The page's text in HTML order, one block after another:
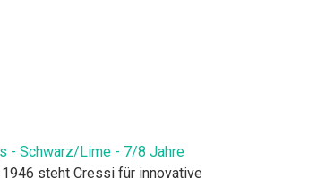
- Schwarz/Lime - 7/8 Jahre
steht Cressi für innovative